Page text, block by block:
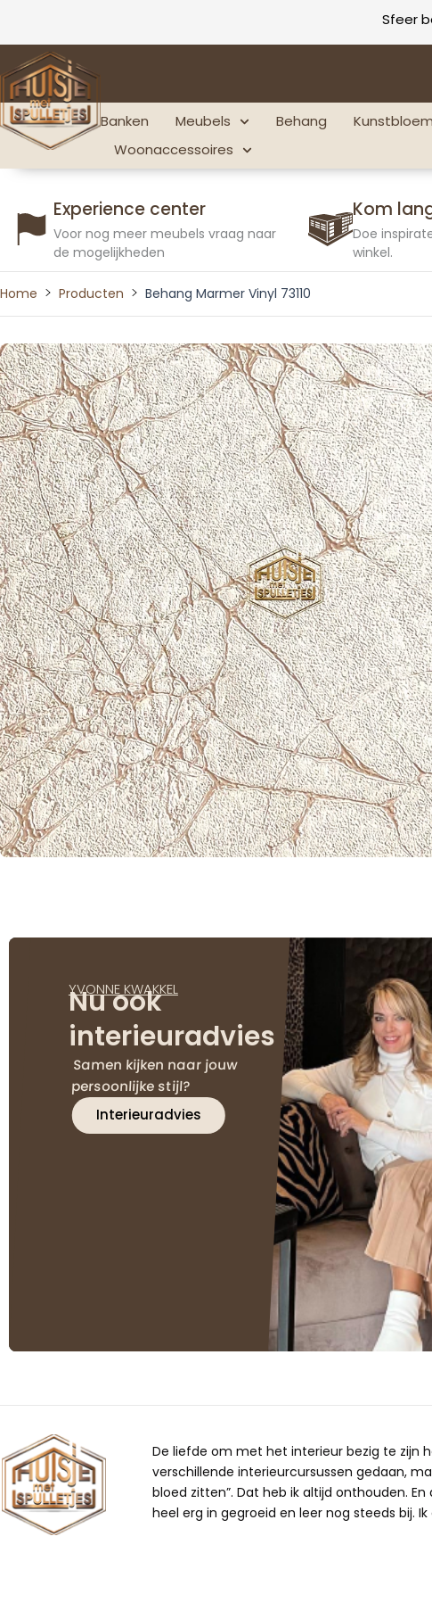
inhoud
Sfeer
Banken Meubels Behang
Woonaccessoires
Experience center
Voor nog meer meubels vraag naar
de mogelijkheden
Kom
Doe
winkel.
Home Producten Behang Marmer Vinyl 73110
YVONNE KWAKKEL
Nu ook
interieuradvies
Samen kijken naar jouw
persoonlijke stijl?
Interieuradvies
De liefde om met het interieur bezig te zijn
verschillende interieurcursussen gedaan,
bloed zitten”. Dat heb ik altijd onthouden.
heel erg in gegroeid en leer nog steeds bij.